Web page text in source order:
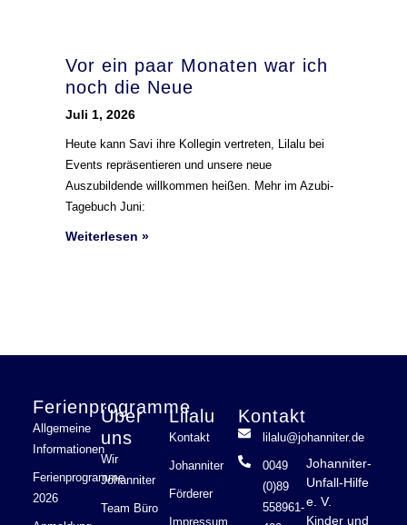
Vor ein paar Monaten war ich
noch die Neue
Juli 1, 2026
Heute kann Savi ihre Kollegin vertreten, Lilalu bei
Events repräsentieren und unsere neue
Auszubildende willkommen heißen. Mehr im Azubi-
Tagebuch Juni:
Weiterlesen »
Johanniter-
Unfall-Hilfe
e. V.
Kinder und
Ferienprogramme
Allgemeine
Informationen
Ferienprogramme
2026
Über
uns
Wir
Johanniter
Team Büro
Lilalu
Kontakt
Johanniter
Förderer
Impressum
Kontakt
lilalu@johanniter.de
0049
(0)89
558961-